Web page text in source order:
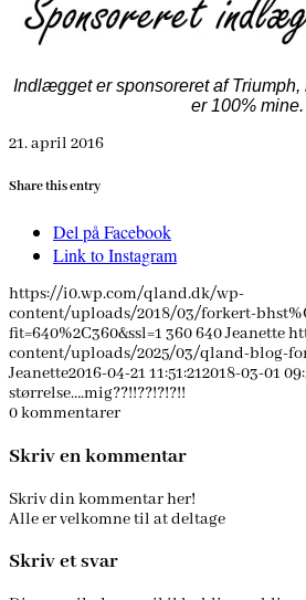
Indlægget er sponsoreret af
er 100% mine.
21. april 2016
Share this entry
Del på Facebook
Link to Instagram
https://i0.wp.com/qland.dk/wp-
content/uploads/2018/03/forkert-
fit=640%2C360&ssl=1 360640Jeanette
content/uploads/2025/03/qland-blog-
Jeanette2016-04-21 11:51:212018-03-01
størrelse….mig??!!??!?!?!!
0kommentarer
Skriv en kommentar
Skriv din kommentar her!
Alle er velkomne til at deltage
Skriv et svar